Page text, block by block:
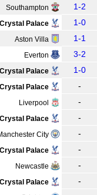
Southampton 1-2
Crystal Palace 1-0
Aston Villa 1-1
Everton 3-2
Crystal Palace 1-0
Crystal Palace -
Liverpool -
Crystal Palace -
City -
Crystal Palace -
Newcastle -
Crystal Palace -